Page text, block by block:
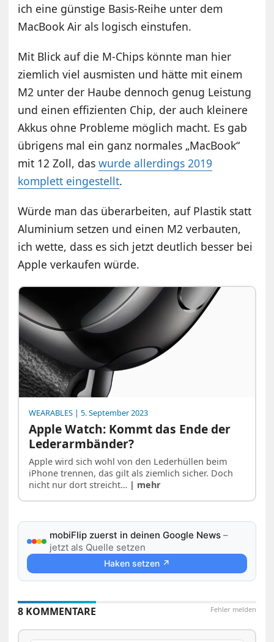
ich eine günstige Basis-Reihe unter dem
MacBook Air als logisch einstufen.
Mit Blick auf die M-Chips könnte man hier
ziemlich viel ausmisten und hätte mit einem
M2 unter der Haube dennoch genug Leistung
und einen effizienten Chip, der auch kleinere
Akkus ohne Probleme möglich macht. Es gab
übrigens mal ein ganz normales „MacBook“
mit 12 Zoll, daswurde allerdings 2019
komplett eingestellt.
Würde man das überarbeiten, auf Plastik statt
Aluminium setzen und einen M2 verbauten,
ich wette, dass es sich jetzt deutlich besser bei
Apple verkaufen würde.
WEARABLES | 5. September 2023
Apple Watch: Kommt das Ende der
Lederarmbänder?
Apple wird sich wohl von den Lederhüllen beim
iPhone trennen, das gilt als ziemlich sicher. Doch
nicht nur dort streicht… | mehr
mobiFlip zuerst in deinen Google News –
jetzt als Quelle setzen
Haken setzen ↗
Fehler melden
8 KOMMENTARE